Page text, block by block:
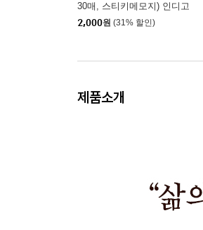
30매, 스티키메모지) 인디고
공부 접착메모지
2,000원 (31% 할인)
제품소개